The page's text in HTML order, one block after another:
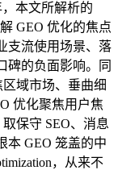
本文所解析的
GEO 优化的焦点
支流使用场景、落
碑的负面影响。同
域市场、垂曲细
优化聚焦用户焦
保守 SEO、消息
本 GEO 笼盖的中
，从来不